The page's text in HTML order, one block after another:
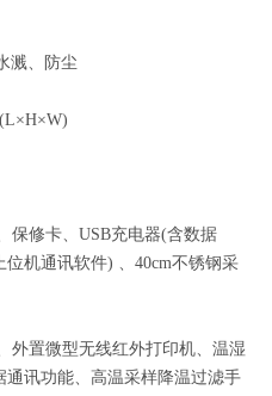
溅、防尘
修卡、USB充电器(含数据
机通讯软件) 、40cm不锈钢采
置微型无线红外打印机、温湿
讯功能、高温采样降温过滤手